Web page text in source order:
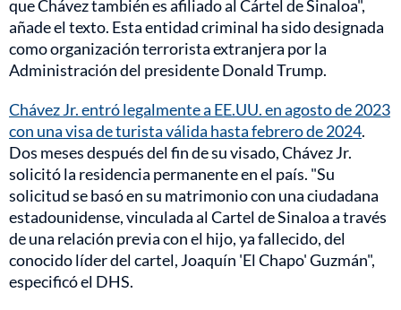
que Chávez también es afiliado al Cártel de Sinaloa",
añade el texto. Esta entidad criminal ha sido designada
como organización terrorista extranjera por la
Administración del presidente Donald Trump.
Chávez Jr. entró legalmente a EE.UU. en agosto de 2023
con una visa de turista válida hasta febrero de 2024.
Dos meses después del fin de su visado, Chávez Jr.
solicitó la residencia permanente en el país. "Su
solicitud se basó en su matrimonio con una ciudadana
estadounidense, vinculada al Cartel de Sinaloa a través
de una relación previa con el hijo, ya fallecido, del
conocido líder del cartel, Joaquín 'El Chapo' Guzmán",
especificó el DHS.